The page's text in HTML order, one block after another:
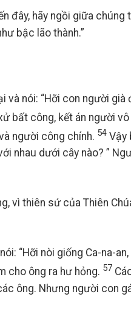
đây, hãy ngồi giữa chúng
bậc lão thành.”
và nói: “Hỡi con người già
bất công, kết án người vô
người công chính. 54 Vậy
nhau dưới cây nào? ”
vì thiên sứ của Thiên
“Hỡi nòi giống Ca-na-
cho ông ra hư hỏng. 57
ông. Nhưng người con